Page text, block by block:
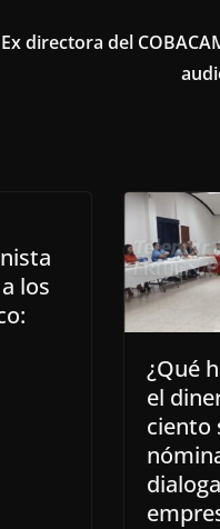
Ex directora del
los
¿Qué
el
ciento